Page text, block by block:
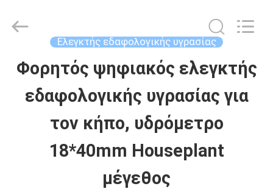
ΑΡΧΙΚΉ
ΣΕΛΊΔΑ
ΠΡΟΪΌΝΤΑ
YIERYI
Ελεγκτής εδαφολογικής υγρασίας
Φορητός ψηφιακός ελεγκτής
εδαφολογικής υγρασίας για
τον κήπο, υδρόμετρο
18*40mm Houseplant
μέγεθος